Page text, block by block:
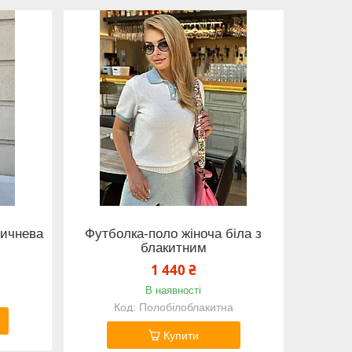
Футболка-поло жіноча біла з
блакитним
1 440 ₴
В наявності
Полобілоблакитна
Купити